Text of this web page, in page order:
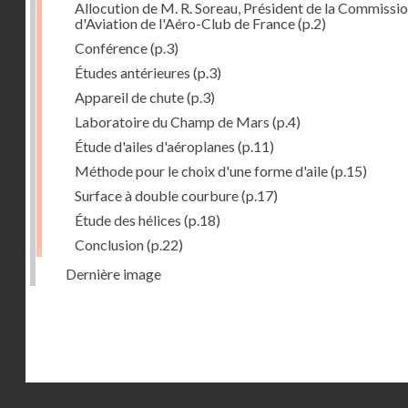
Allocution de M. R. Soreau, Président de la
d'Aviation de l'Aéro-Club de France(p.2)
Conférence(p.3)
Études antérieures (p.3)
Appareil de chute(p.3)
Laboratoire du Champ de Mars (p.4)
Étude d'ailes d'aéroplanes (p.11)
Méthode pour le choix d'une forme d'aile(p.15)
Surface à double courbure(p.17)
Étude des hélices (p.18)
Conclusion(p.22)
Dernière image